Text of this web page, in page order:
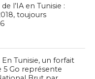
l’IA en Tunisie :
toujours
Tunisie, un forfait
Go représente